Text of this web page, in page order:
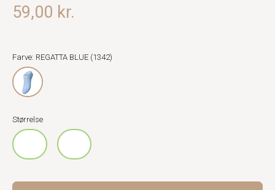
59,00 kr.
Farve: REGATTA BLUE (1342)
Størrelse